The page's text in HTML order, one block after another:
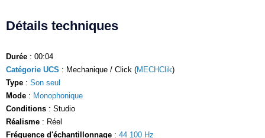
Détails techniques
Durée : 00:04
Catégorie UCS : Mechanique / Click (MECHClik)
Type : Son seul
Mode : Monophonique
Conditions : Studio
Réalisme : Réel
Fréquence d'échantillonnage : 44 100 Hz